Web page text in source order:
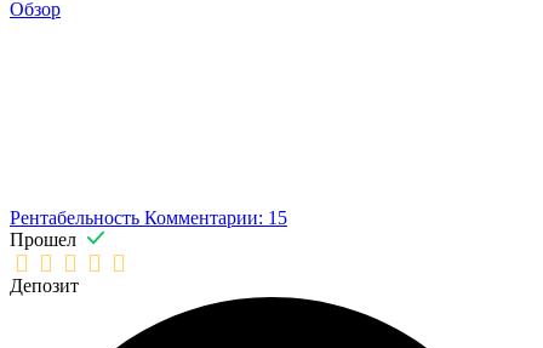
Обзор
Рентабельность Комментарии: 15
Прошел
Депозит